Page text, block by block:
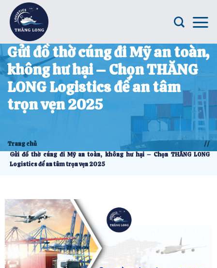
Gửi đồ thờ cúng đi Mỹ an toàn,
không hư hại – Chọn THĂNG
LONG Logistics để an tâm
trọn vẹn 2025
Trang chủ
//
Gửi đồ thờ cúng đi Mỹ an toàn, không hư hại – Chọn THĂNG LONG
Logistics để an tâm trọn vẹn 2025